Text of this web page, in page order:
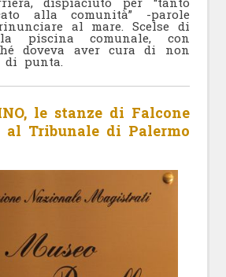
alla comunità” -parole
al mare. Scelse di
piscina comunale, con
doveva aver cura di non
di punta.
le stanze di Falcone
al Tribunale di Palermo